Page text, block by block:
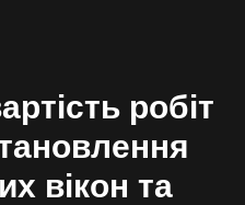
робіт
вікон та